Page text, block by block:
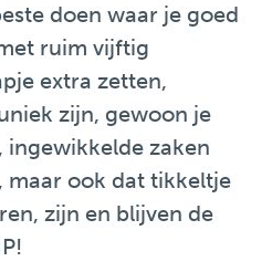
doen waar je goed
ruim vijftig
extra zetten,
zijn, gewoon je
ingewikkelde zaken
maar ook dat tikkeltje
zijn en blijven de